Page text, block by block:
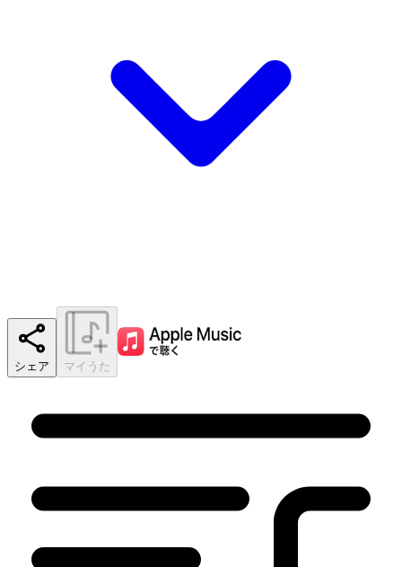
シェア マイうた